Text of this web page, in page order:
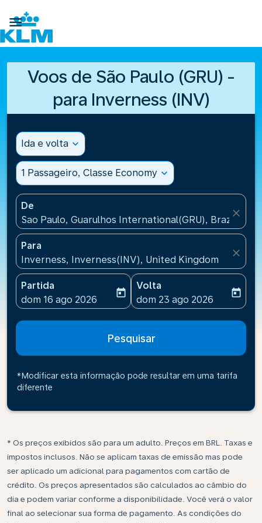

Voos de São Paulo (GRU) -
para Inverness (INV)
Ida e volta expand_more
1 Passageiro, Classe Economy expand_more
De
Sao Paulo, Guarulhos International(GRU), Brazil
close
Para
Inverness, Inverness(INV), United Kingdom
close
Partida
fc-booking-departure-date-aria-label
dom 16 ago 2026
today
Volta
fc-booking-return-date-
dom 23 ago 2026
today
Pesquisar
*Modificar esta informação pode resultar em uma tarifa
diferente
* Os preços exibidos são para um adulto. Preços em BRL. Taxas e
impostos inclusos. Não se aplicam taxas de emissão mas pode
ser aplicado um adicional para pagamentos com cartão de
crédito. Os preços apresentados são calculados ao câmbio do
dia e podem variar conforme a disponibilidade. Você verá o valor
final ao selecionar sua forma de pagamento. As condições do